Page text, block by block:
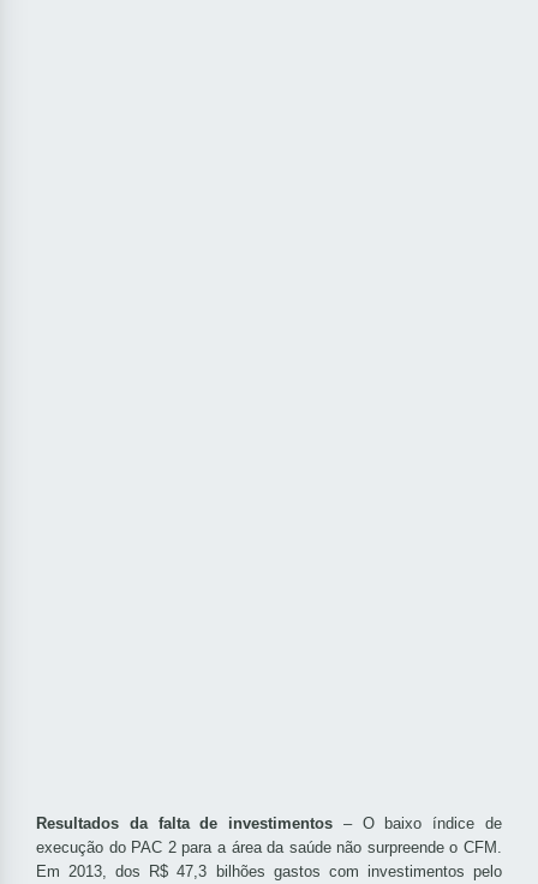
Resultados da falta de investimentos – O baixo índice de
execução do PAC 2 para a área da saúde não surpreende o CFM.
Em 2013, dos R$ 47,3 bilhões gastos com investimentos pelo